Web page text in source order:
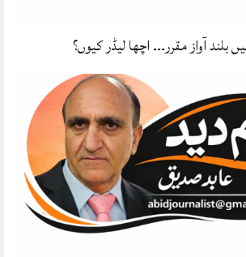
بلند آواز مقرر۔۔۔ اچھا لیڈر کیوں؟